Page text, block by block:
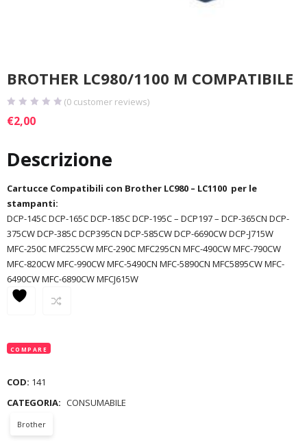
BROTHER LC980/1100 M COMPATIBILE
(0 customer reviews)
€2,00
Descrizione
Cartucce Compatibili con Brother LC980 – LC1100 per le
stampanti:
DCP-145C DCP-165C DCP-185C DCP-195C – DCP197 – DCP-365CN DCP-
375CW DCP-385C DCP395CN DCP-585CW DCP-6690CW DCP-J715W
MFC-250C MFC255CW MFC-290C MFC295CN MFC-490CW MFC-790CW
MFC-820CW MFC-990CW MFC-5490CN MFC-5890CN MFC5895CW MFC-
6490CW MFC-6890CW MFCJ615W
COMPARE
COD: 141
CATEGORIA: CONSUMABILE
Brother